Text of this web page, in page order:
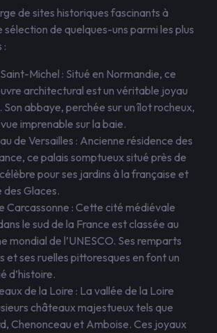
de sites historiques fascinants à
sélection de quelques-uns parmi les plus
:
Michel : Situé en Normandie, ce
architectural est un véritable joyau
Son abbaye, perchée sur un îlot rocheux,
imprenable sur la baie.
de Versailles : Ancienne résidence des
ce palais somptueux situé près de
pour ses jardins à la française et
des Glaces.
Carcassonne : Cette cité médiévale
le sud de la France est classée au
mondial de l’UNESCO. Ses remparts
et ses ruelles pittoresques en font un
d’histoire.
de la Loire : La vallée de la Loire
châteaux majestueux tels que
Chenonceau et Amboise. Ces joyaux